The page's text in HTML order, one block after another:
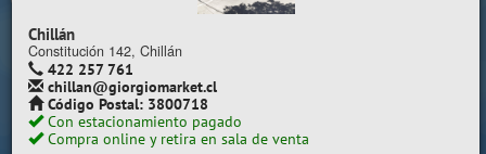
Chillán
Constitución 142, Chillán
422 257 761
chillan@giorgiomarket.cl
Código Postal: 3800718
Con estacionamiento pagado
Compra online y retira en sala de venta